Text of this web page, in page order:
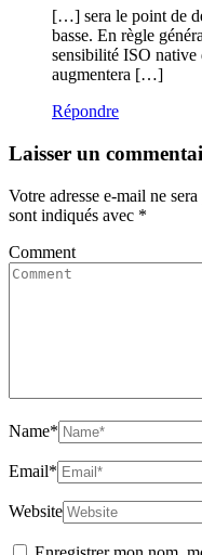
[…] sera le point de
basse. En règle
sensibilité ISO native
augmentera […]
Répondre
Laisser un
Votre adresse e-mail ne
sont indiqués avec *
Comment
Name*
Email*
Website